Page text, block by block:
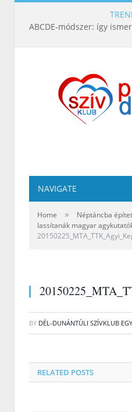
NAVIGATE
Home »
Néptáncba
lassítanák magyar
BY DÉL-DUNÁNTÚLI SZÍVKLUB
RELATED POSTS